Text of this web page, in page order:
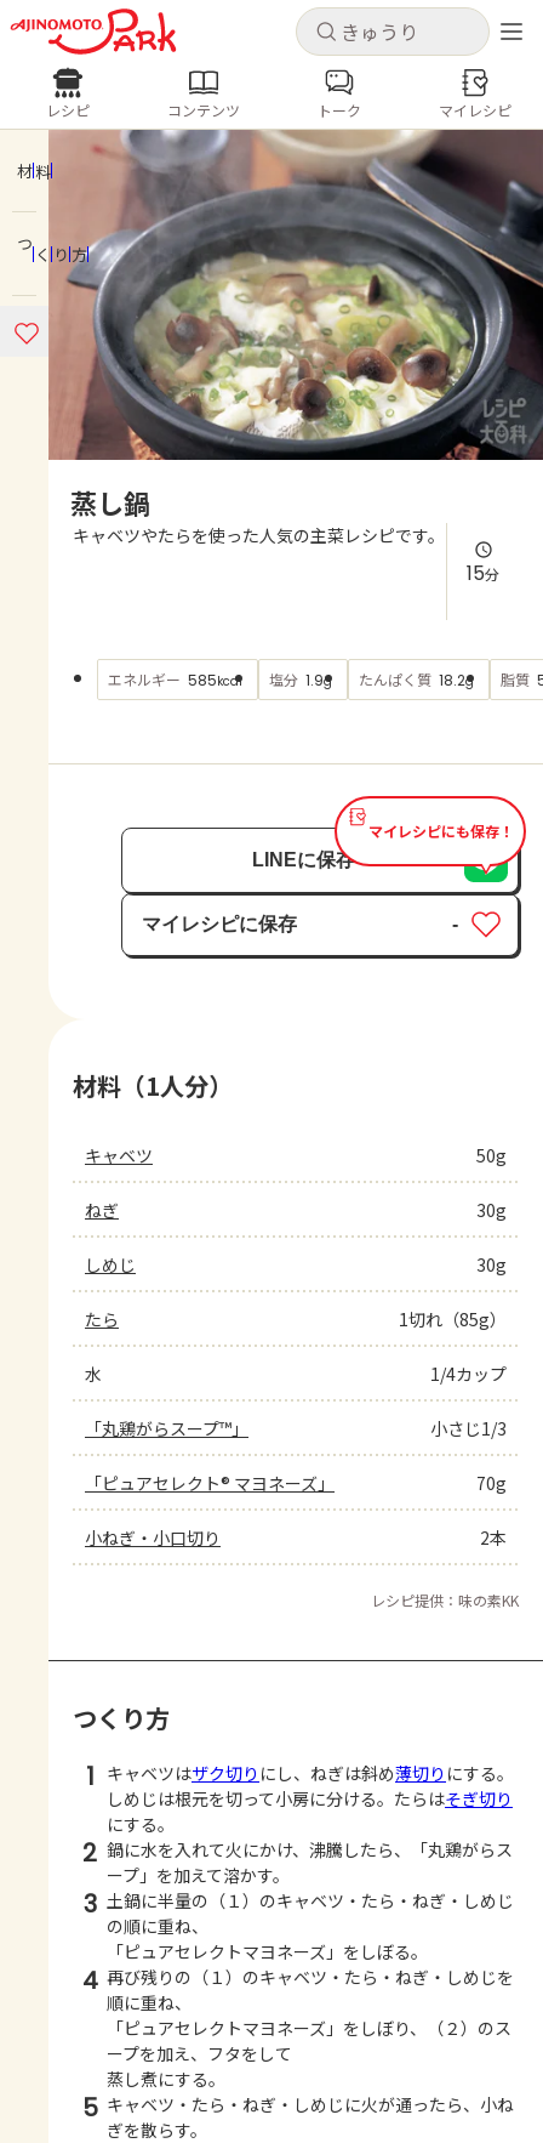
キャンセル
ログインするとレシピを保存できます
ログイン 新規登録
ホーム
コンテンツ
レシピ
よくあるお問い合わせ
AJINOMOTO PARK とは
キャンセル
レシピ コンテンツ
人気の食材・レシピ
きゅうり なす トマト
とうもろこし
ピーマン
みょうが ゴーヤ
レシピ コンテンツ トーク マイレシピ
材料
つくり方
蒸し鍋
キャベツやたらを使った人気の主菜レシピです。
15分
エネルギー 585kcal 塩分 1.9g たんぱく質 18.2g 脂質
マイレシピにも保存！
LINEに保存
マイレシピに保存
保存済み
-
材料（1人分）
キャベツ 50g
ねぎ 30g
しめじ 30g
たら 1切れ（85g）
水 1/4カップ
「丸鶏がらスープ™」 小さじ1/3
「ピュアセレクト® マヨネーズ」 70g
小ねぎ・小口切り 2本
レシピ提供：味の素KK
つくり方
1 キャベツはザク切り にし、ねぎは斜め薄切り にする。
しめじは根元を切って小房に分ける。たらはそぎ切り
にする。
2 鍋に水を入れて火にかけ、沸騰したら、「丸鶏がらス
ープ」を加えて溶かす。
3 土鍋に半量の（１）のキャベツ・たら・ねぎ・しめじ
の順に重ね、
「ピュアセレクトマヨネーズ」をしぼる。
4 再び残りの（１）のキャベツ・たら・ねぎ・しめじを
順に重ね、
「ピュアセレクトマヨネーズ」をしぼり、（２）のス
ープを加え、フタをして
蒸し煮にする。
5 キャベツ・たら・ねぎ・しめじに火が通ったら、小ね
ぎを散らす。